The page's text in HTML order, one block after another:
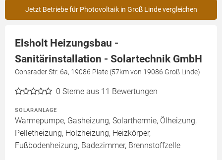
Jetzt Betriebe für Photovoltaik in Groß Linde vergleichen
Elsholt Heizungsbau -
Sanitärinstallation - Solartechnik GmbH
Consrader Str. 6a, 19086 Plate (57km von 19086 Groß Linde)
0 Sterne aus 11 Bewertungen
SOLARANLAGE
Wärmepumpe, Gasheizung, Solarthermie, Ölheizung,
Pelletheizung, Holzheizung, Heizkörper,
Fußbodenheizung, Badezimmer, Brennstoffzelle